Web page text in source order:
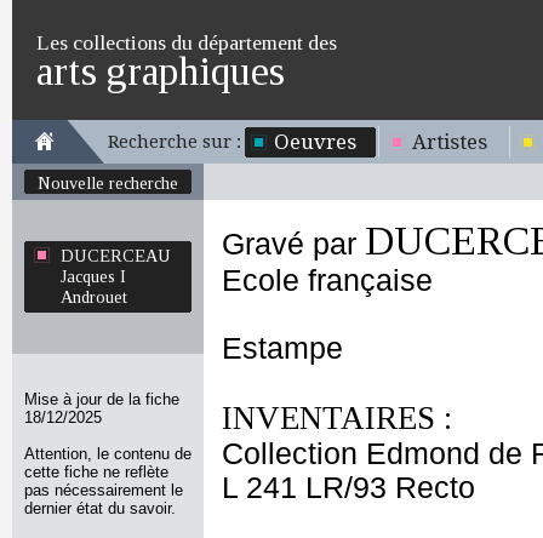
Les collections du département des
arts graphiques
Recherche sur : Oeuvres Artistes
Nouvelle recherche
DUCERCEAU
Jacques I
Androuet
Mise à jour de la fiche
18/12/2025
Attention, le contenu de
cette fiche ne reflète
pas nécessairement le
dernier état du savoir.
Gravé par
Ecole française
Estampe
INVENTAIRES :
Collection Edmond de
L 241 LR/93 Recto